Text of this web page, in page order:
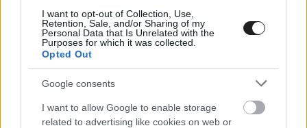
I want to opt-out of Collection, Use,
Retention, Sale, and/or Sharing of my
Personal Data that Is Unrelated with the
Purposes for which it was collected.
Opted Out
Google consents
I want to allow Google to enable storage
related to advertising like cookies on web or